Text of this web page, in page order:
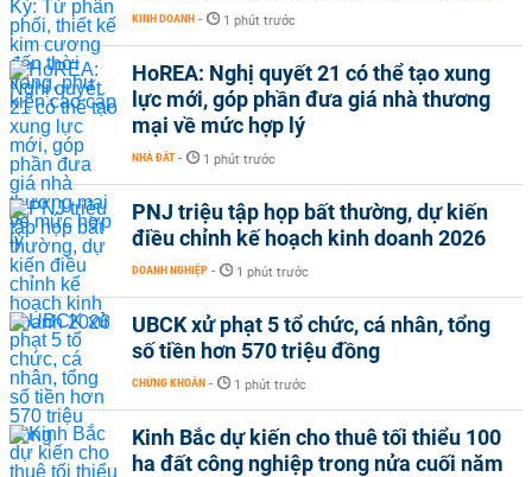
KINH DOANH - 1 phút trước
HoREA: Nghị quyết 21 có thể tạo xung
lực mới, góp phần đưa giá nhà thương
mại về mức hợp lý
NHÀ ĐẤT - 1 phút trước
PNJ triệu tập họp bất thường, dự kiến
điều chỉnh kế hoạch kinh doanh 2026
DOANH NGHIỆP - 1 phút trước
UBCK xử phạt 5 tổ chức, cá nhân, tổng
số tiền hơn 570 triệu đồng
CHỨNG KHOÁN - 1 phút trước
Kinh Bắc dự kiến cho thuê tối thiểu 100
ha đất công nghiệp trong nửa cuối năm